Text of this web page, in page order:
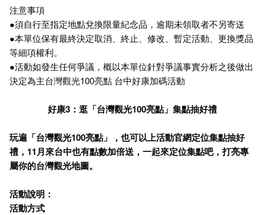
注意事項
●須自行至指定地點兌換限量紀念品，逾期未領取者不另寄送
●本單位保有最終決定取消、終止、修改、暫定活動、更換獎品
等細項權利。
●活動如發生任何爭議，概以本單位針對爭議事實分析之後做出
決定為主台灣觀光100亮點 台中好康加碼活動
好康3：逛「台灣觀光100亮點」集點抽好禮
玩遍「台灣觀光100亮點」，也可以上活動官網定位集點抽好
禮，11月來台中也有點數加倍送，一起來定位集點吧，打亮專
屬你的台灣觀光地圖。
活動說明：
活動方式